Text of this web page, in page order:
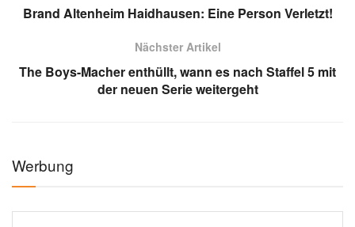
Brand Altenheim Haidhausen: Eine Person Verletzt!
Nächster Artikel
The Boys-Macher enthüllt, wann es nach Staffel 5 mit
der neuen Serie weitergeht
Werbung